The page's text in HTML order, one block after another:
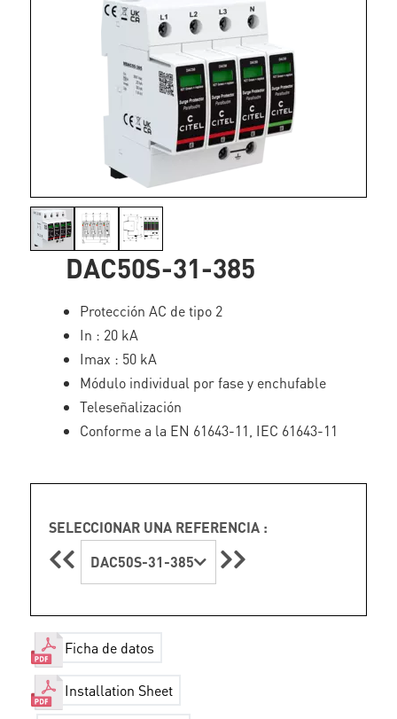
DAC50S-31-385
Protección AC de tipo 2
In : 20 kA
Imax : 50 kA
Módulo individual por fase y enchufable
Teleseñalización
Conforme a la EN 61643-11, IEC 61643-11
SELECCIONAR UNA REFERENCIA :
DAC50S-31-385
Ficha de datos
Installation Sheet